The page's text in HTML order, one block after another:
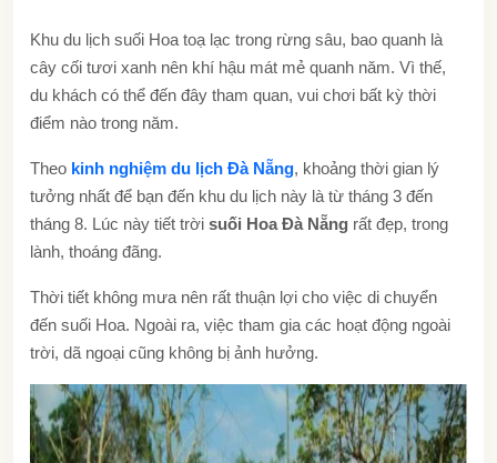
Khu du lịch suối Hoa toạ lạc trong rừng sâu, bao quanh là
cây cối tươi xanh nên khí hậu mát mẻ quanh năm. Vì thế,
du khách có thể đến đây tham quan, vui chơi bất kỳ thời
điểm nào trong năm.
Theo kinh nghiệm du lịch Đà Nẵng, khoảng thời gian lý
tưởng nhất để bạn đến khu du lịch này là từ tháng 3 đến
tháng 8. Lúc này tiết trời suối Hoa Đà Nẵng rất đẹp, trong
lành, thoáng đãng.
Thời tiết không mưa nên rất thuận lợi cho việc di chuyển
đến suối Hoa. Ngoài ra, việc tham gia các hoạt động ngoài
trời, dã ngoại cũng không bị ảnh hưởng.